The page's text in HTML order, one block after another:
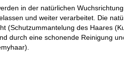
in der natürlichen Wuchsrichtung
und weiter verarbeitet. Die
(Schutzummantelung des Haares
durch eine schonende Reinigung und